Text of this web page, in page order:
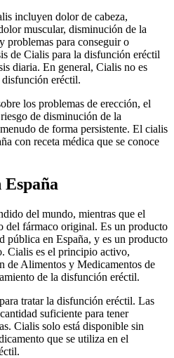
incluyen dolor de cabeza,
muscular, disminución de la
problemas para conseguir o
de Cialis para la disfunción eréctil
diaria. En general, Cialis no es
eréctil.
los problemas de erección, el
de disminución de la
de forma persistente. El cialis
con receta médica que se conoce
del mundo, mientras que el
del fármaco original. Es un producto
pública en España, y es un producto
Cialis es el principio activo,
de Alimentos y Medicamentos de
de la disfunción eréctil.
tratar la disfunción eréctil. Las
suficiente para tener
Cialis solo está disponible sin
que se utiliza en el